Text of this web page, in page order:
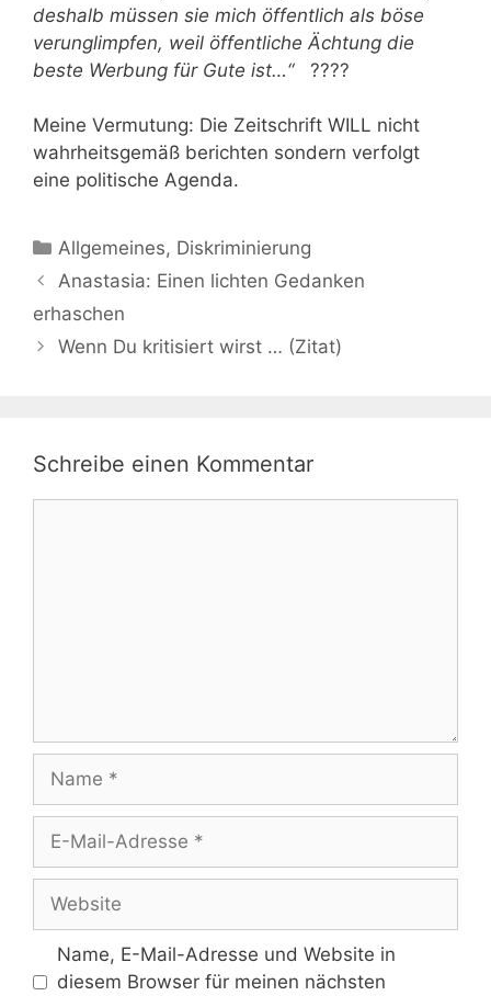
deshalb müssen sie mich öffentlich als böse
verunglimpfen, weil öffentliche Ächtung die
beste Werbung für Gute ist…“????
Meine Vermutung: Die Zeitschrift WILL nicht
wahrheitsgemäß berichten sondern verfolgt
eine politische Agenda.
Kategorien
Allgemeines, Diskriminierung
Anastasia: Einen lichten Gedanken
erhaschen
Wenn Du kritisiert wirst … (Zitat)
Schreibe einen Kommentar
Name
Adresse
Website
Name, E-Mail-Adresse und Website in
diesem Browser für meinen nächsten